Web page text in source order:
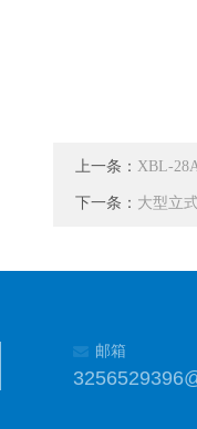
上一条： XBL-
下一条： 大型立
邮箱